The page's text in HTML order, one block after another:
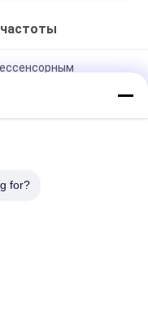
крутящим моментом
привода
for?